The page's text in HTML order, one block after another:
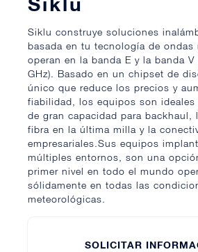
Siklu construye soluciones
basada en tu tecnología de ondas
operan en la banda E y la banda
GHz). Basado en un chipset de
único que reduce los precios y
fiabilidad, los equipos son ideales
de gran capacidad para backhaul,
fibra en la última milla y la
empresariales.Sus equipos
múltiples entornos, son una
primer nivel en todo el mundo
sólidamente en todas las
meteorológicas.
SOLICITAR